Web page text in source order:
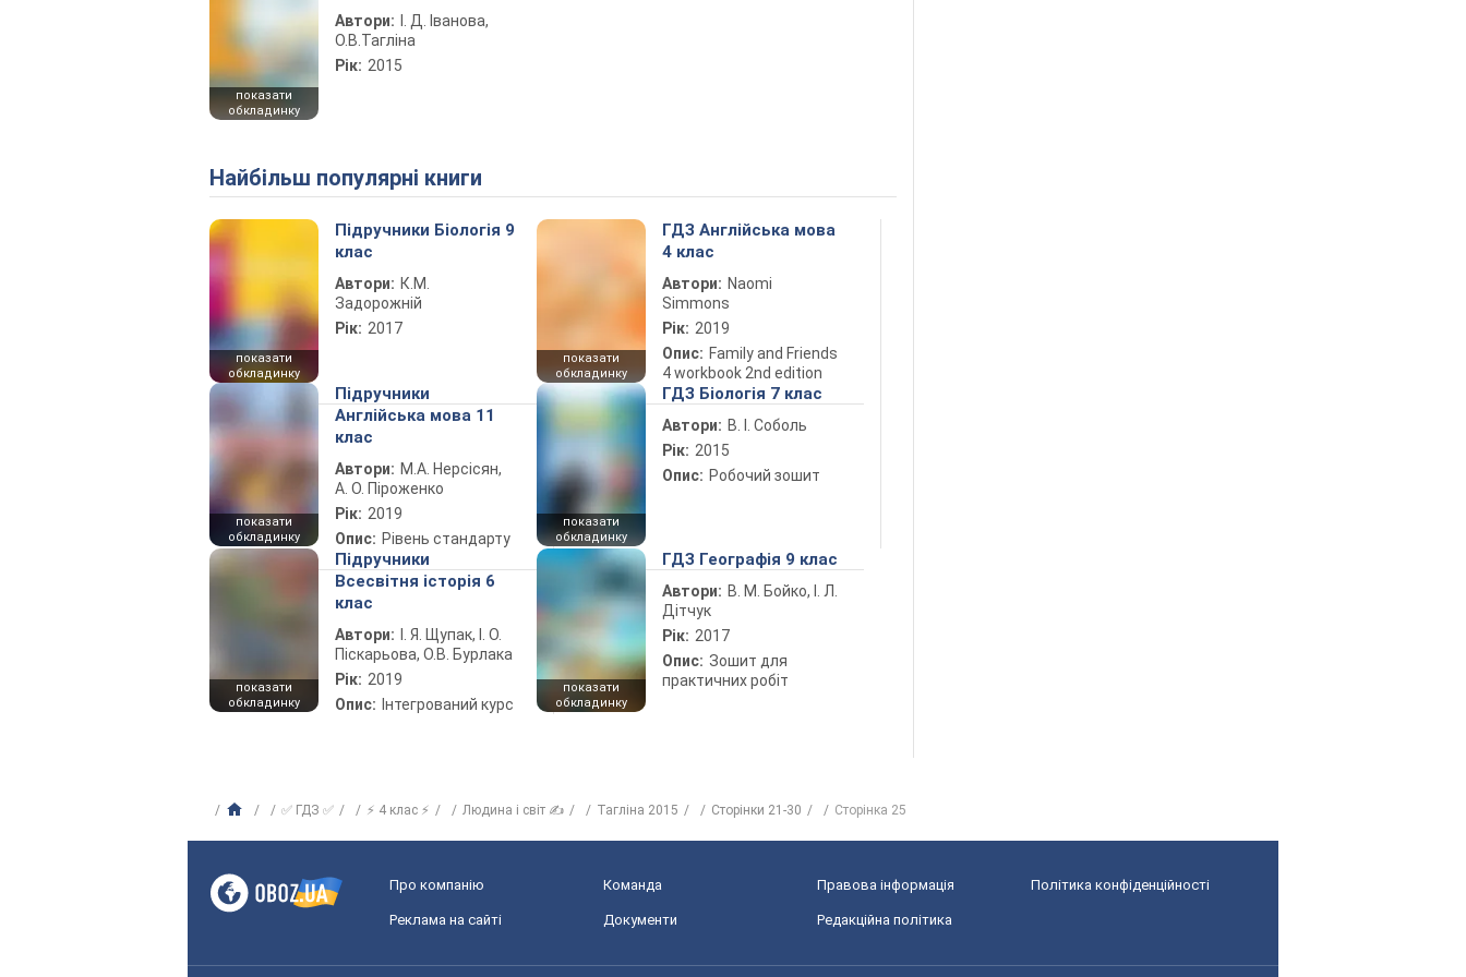
показати
обкладинку
Автори:
І. Д. Іванова,
О.В.Тагліна
Рік: 2015
Найбільш популярні книги
показати
обкладинку
Підручники Біологія 9
клас
Автори: К.М.
Задорожній
Рік: 2017
показати
обкладинку
ГДЗ Англійська мова
4 клас
Автори: Naomi
Simmons
Рік: 2019
Опис: Family and Friends
4 workbook 2nd edition
показати
обкладинку
Підручники
Англійська мова 11
клас
Автори: М.А. Нерсісян,
А. О. Піроженко
Рік: 2019
Опис: Рівень стандарту
показати
обкладинку
ГДЗ Біологія 7 клас
Автори: В. І. Соболь
Рік: 2015
Опис: Робочий зошит
показати
обкладинку
Підручники
Всесвітня історія 6
клас
Автори:
І. Я. Щупак, І. О.
Піскарьова, О.В. Бурлака
Рік: 2019
Опис: Інтегрований курс
показати
обкладинку
ГДЗ Географія 9 клас
Автори: В. М. Бойко, І. Л.
Дітчук
Рік: 2017
Опис: Зошит для
практичних робіт
✅ ГДЗ ✅ ⚡ 4 клас ⚡ Людина і світ ✍ Тагліна 2015 Сторінки 21-30 Сторінка 25
Про компанію Команда Правова інформація Політика конфіденційності
Реклама на сайті Документи Редакційна політика